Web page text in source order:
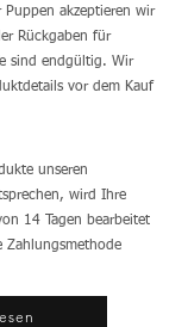
Puppen akzeptieren wir
Rückgaben für
sind endgültig. Wir
vor dem Kauf
unseren
wird Ihre
14 Tagen bearbeitet
Zahlungsmethode